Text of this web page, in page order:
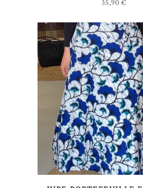
35,90€
AJOUTER AU